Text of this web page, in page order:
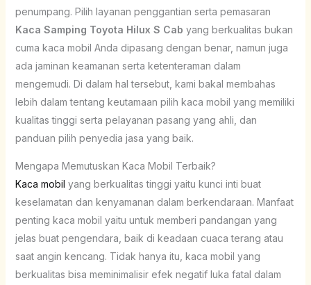
penumpang. Pilih layanan penggantian serta pemasaran
Kaca Samping Toyota Hilux S Cab yang berkualitas bukan
cuma kaca mobil Anda dipasang dengan benar, namun juga
ada jaminan keamanan serta ketenteraman dalam
mengemudi. Di dalam hal tersebut, kami bakal membahas
lebih dalam tentang keutamaan pilih kaca mobil yang memiliki
kualitas tinggi serta pelayanan pasang yang ahli, dan
panduan pilih penyedia jasa yang baik.
Mengapa Memutuskan Kaca Mobil Terbaik?
Kaca mobil yang berkualitas tinggi yaitu kunci inti buat
keselamatan dan kenyamanan dalam berkendaraan. Manfaat
penting kaca mobil yaitu untuk memberi pandangan yang
jelas buat pengendara, baik di keadaan cuaca terang atau
saat angin kencang. Tidak hanya itu, kaca mobil yang
berkualitas bisa meminimalisir efek negatif luka fatal dalam